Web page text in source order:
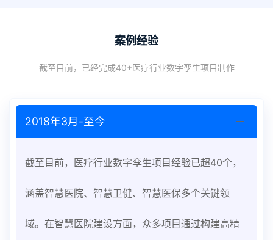
案例经验
截至目前，已经完成40+医疗行业数字孪生项目制作
2018年3月-至今
截至目前，医疗行业数字孪生项目经验已超40个，
涵盖智慧医院、智慧卫健、智慧医保多个关键领
域。在智慧医院建设方面，众多项目通过构建高精